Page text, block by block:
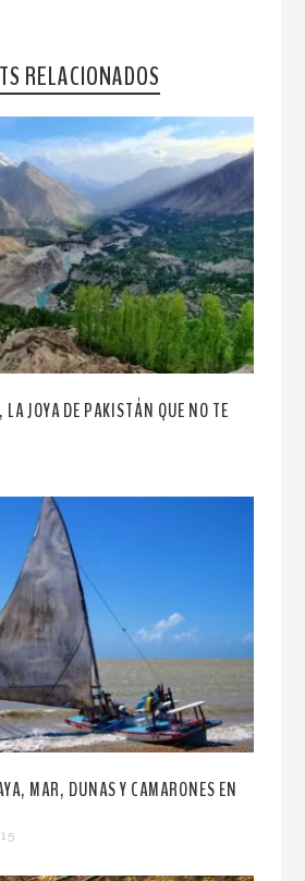
RELACIONADOS
LA JOYA DE PAKISTÁN QUE NO TE
MAR, DUNAS Y CAMARONES EN